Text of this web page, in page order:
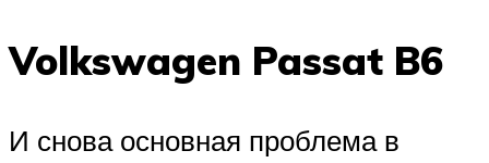
Volkswagen Passat B6
И снова основная проблема в